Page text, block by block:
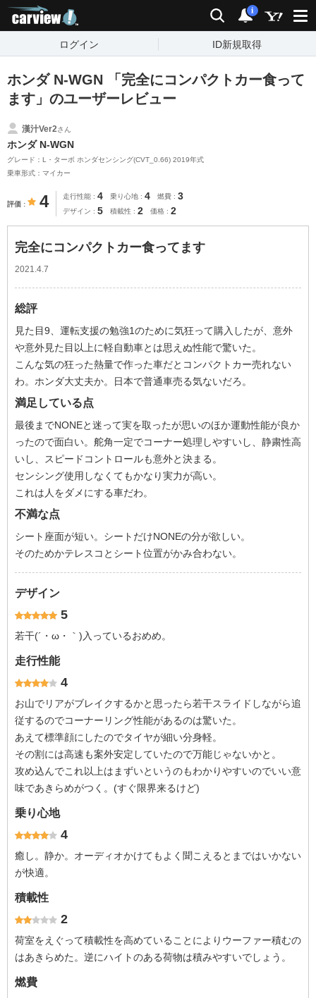
検索 通知
i
ログイン ID新規取得
ホンダ N-WGN 「完全にコンパクトカー食って
ます」のユーザーレビュー
漢汁Ver2さん
ホンダ N-WGN
グレード：L・ターボ ホンダセンシング(CVT_0.66) 2019年式
乗車形式：マイカー
評価 4 走行性能 4 乗り心地 4 燃費 3
デザイン 5 積載性 2 価格 2
完全にコンパクトカー食ってます
2021.4.7
総評
見た目9、運転支援の勉強1のために気狂って購入したが、意外
や意外見た目以上に軽自動車とは思えぬ性能で驚いた。
こんな気の狂った熱量で作った車だとコンパクトカー売れない
わ。ホンダ大丈夫か。日本で普通車売る気ないだろ。
満足している点
最後までNONEと迷って実を取ったが思いのほか運動性能が良か
ったので面白い。舵角一定でコーナー処理しやすいし、静粛性高
いし、スピードコントロールも意外と決まる。
センシング使用しなくてもかなり実力が高い。
これは人をダメにする車だわ。
不満な点
シート座面が短い。シートだけNONEの分が欲しい。
そのためかテレスコとシート位置がかみ合わない。
デザイン
5
若干(´・ω・｀)入っているおめめ。
走行性能
4
お山でリアがブレイクするかと思ったら若干スライドしながら追
従するのでコーナーリング性能があるのは驚いた。
あえて標準顔にしたのでタイヤが細い分身軽。
その割には高速も案外安定していたので万能じゃないかと。
攻め込んでこれ以上はまずいというのもわかりやすいのでいい意
味であきらめがつく。(すぐ限界来るけど)
乗り心地
4
癒し。静か。オーディオかけてもよく聞こえるとまではいかない
が快適。
積載性
2
荷室をえぐって積載性を高めていることによりウーファー積むの
はあきらめた。逆にハイトのある荷物は積みやすいでしょう。
燃費